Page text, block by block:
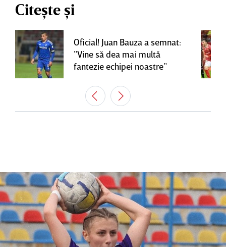
Citește și
Oficial! Juan Bauza a semnat:
”Vine să dea mai multă
fantezie echipei noastre”